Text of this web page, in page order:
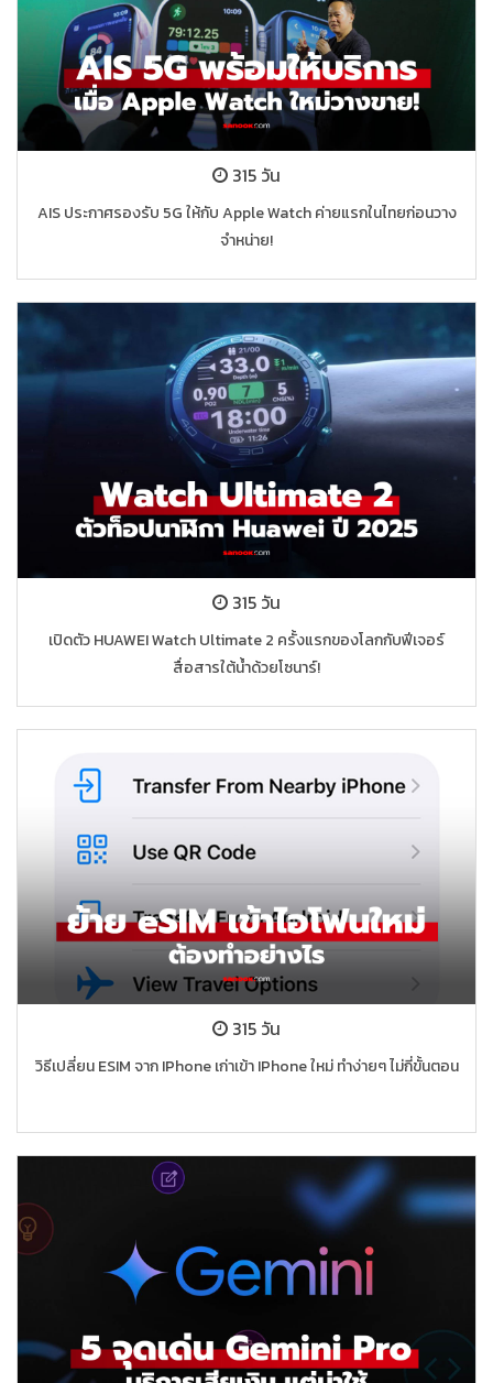
315 วัน
AIS ประกาศรองรับ 5G ให้กับ Apple Watch ค่ายแรกในไทยก่อนวาง
จำหน่าย!
315 วัน
เปิดตัว HUAWEI Watch Ultimate 2 ครั้งแรกของโลกกับฟีเจอร์
สื่อสารใต้น้ำด้วยโซนาร์!
315 วัน
วิธีเปลี่ยน ESIM จาก IPhone เก่าเข้า IPhone ใหม่ ทำง่ายๆ ไม่กี่ขั้นตอน